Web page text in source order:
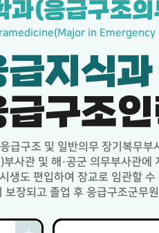
과(응급구조
in Emergency
지식
구조
급구조 및 일반의무 장기복무부
사관 및 해·공군 의무부사관에
생도 편입하여 장교로 임관할 수
보장되고 졸업 후 응급구조군무